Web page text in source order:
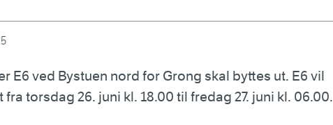
E6 ved Bystuen nord for Grong skal byttes ut. E6 vil
torsdag 26. juni kl. 18.00 til fredag 27. juni kl. 06.00.